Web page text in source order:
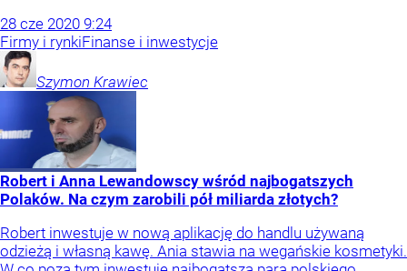
28 cze 2020 9:24
Firmy i rynkiFinanse i inwestycje
Szymon Krawiec
Robert i Anna Lewandowscy wśród najbogatszych
Polaków. Na czym zarobili pół miliarda złotych?
Robert inwestuje w nową aplikację do handlu używaną
odzieżą i własną kawę. Ania stawia na wegańskie kosmetyki.